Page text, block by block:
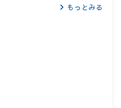
もっとみる